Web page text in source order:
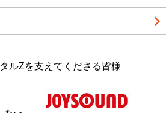
ルZを支えてくださる皆様